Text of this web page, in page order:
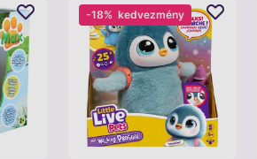
-18% kedvezmény